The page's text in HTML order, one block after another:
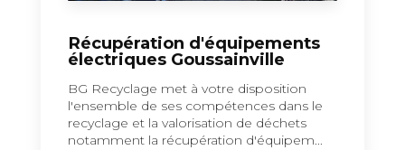
Récupération d'équipements
électriques Goussainville
BG Recyclage met à votre disposition
l'ensemble de ses compétences dans le
recyclage et la valorisation de déchets
notamment la récupération d'équipem...